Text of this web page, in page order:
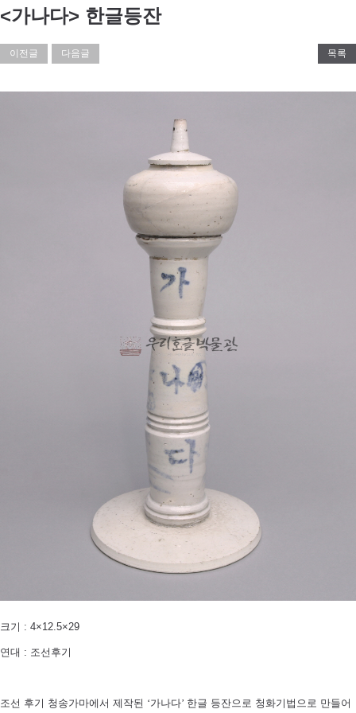
<가나다> 한글등잔
이전글 다음글 목록
크기 : 4×12.5×29
연대 : 조선후기
조선 후기 청송가마에서 제작된 ‘가나다’ 한글 등잔으로 청화기법으로 만들어